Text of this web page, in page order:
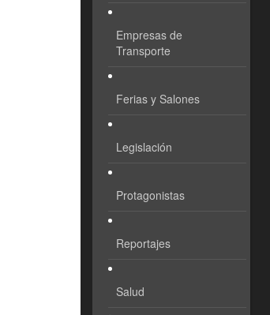
Empresas de
Transporte
Ferias y Salones
Legislación
Protagonistas
Reportajes
Salud